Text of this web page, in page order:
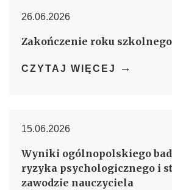
26.06.2026
Zakończenie roku
CZYTAJ WIĘCEJ →
15.06.2026
Wyniki ogólnopolskiego
ryzyka psychologicznego i
zawodzie nauczyciela